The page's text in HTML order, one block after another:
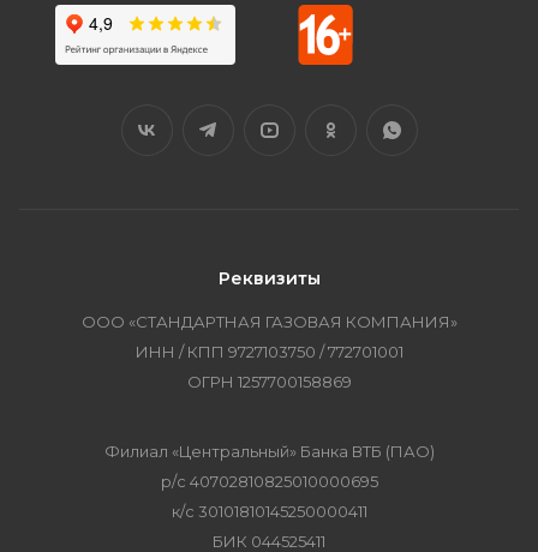
Реквизиты
ООО «СТАНДАРТНАЯ ГАЗОВАЯ КОМПАНИЯ»
ИНН / КПП 9727103750 / 772701001
ОГРН 1257700158869
Филиал «Центральный» Банка ВТБ (ПАО)
р/с 40702810825010000695
к/с 30101810145250000411
БИК 044525411